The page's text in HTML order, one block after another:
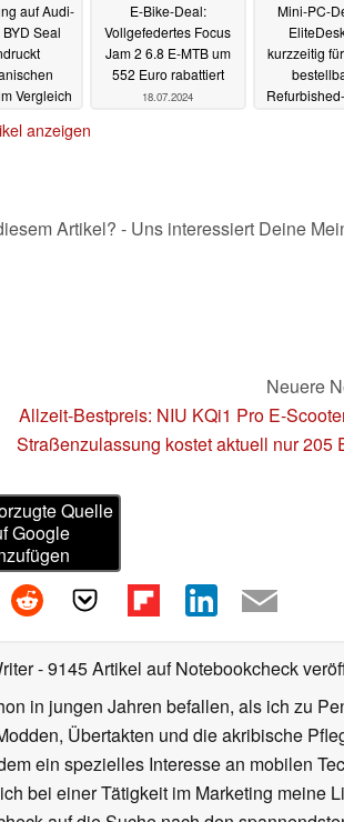
auf Audi-
Seal
Vergleich
E-Bike-Deal:
Vollgefedertes Focus
Jam 2 6.8 E-MTB um
552 Euro rabattiert
18.07.2024
Mini-PC-
kurzzeitig
anzeigen
Artikel? - Uns interessiert Deine
Neuere
Allzeit-Bestpreis: NIU KQi1 Pro E-
Straßenzulassung kostet aktuell nur 205
Quelle
Google
- 9145 Artikel auf Notebookcheck
in jungen Jahren befallen, als ich zu
Übertakten und die akribische
ein spezielles Interesse an mobilen
bei einer Tätigkeit im Marketing meine